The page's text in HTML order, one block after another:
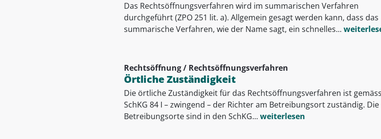
Das Rechtsöffnungsverfahren wird im summarischen Verfahren
durchgeführt (ZPO 251 lit. a). Allgemein gesagt werden kann, dass das
summarische Verfahren, wie der Name sagt, ein schnelles...
Rechtsöffnung / Rechtsöffnungsverfahren
Örtliche Zuständigkeit
Die örtliche Zuständigkeit für das Rechtsöffnungsverfahren ist gemäss
SchKG 84 I – zwingend – der Richter am Betreibungsort zuständig. Die
Betreibungsorte sind in den SchKG... weiterlesen